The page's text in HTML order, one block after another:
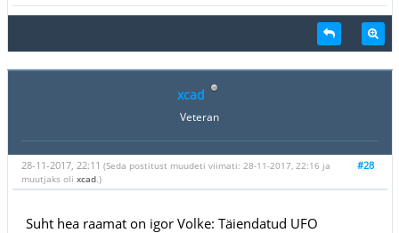
xcad
Veteran
#28
28-11-2017, 22:11 (Seda postitust muudeti viimati: 28-11-2017, 22:16 ja
muutjaks oli xcad.)
Suht hea raamat on igor Volke: Täiendatud UFO